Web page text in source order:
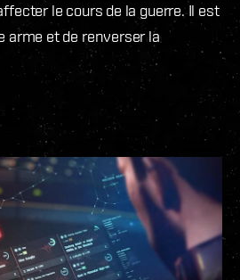
le cours de la guerre. Il est
arme et de renverser la